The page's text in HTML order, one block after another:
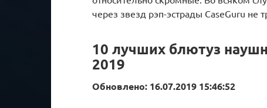
через звезд рэп-эстрады CaseGuru не
10 лучших блютуз
2019
Обновлено: 16.07.2019 15:46:52